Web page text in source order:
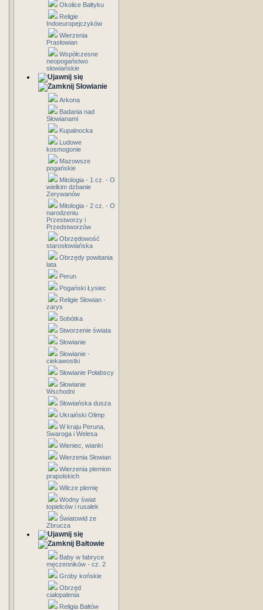
Okolice Bałtyku
Religie
Indoeuropejczyków
Wierzenia
Prasłowian
Współczesne
neopogaństwo
słowiańskie
Słowianie
Arkona
Badania nad
Słowianami
Kupalnocka
Ludowe
kosmogonie
Mazowsze
pogańskie
Mitologia - 1 cz. - O
wielkim dzbanie
Zerywanów
Mitologia - 2 cz. - O
narodzeniu
Przestworzy i
Przedstworzów
Obrzędowość
starosłowiańska
Obrzędy powitania
lata
Perun
Pogański Łysiec
Religie Słowian -
zarys
Sobótka
Stworzenie świata
Słowianie
Słowianie -
ciekawostki
Słowianie Połabscy
Słowianie
Wschodni
Słowiańska dusza
Ukraiński Olimp
W kraju Peruna,
Swaroga i Welesa
Wieniec, wianki
Wierzenia Słowian
Wierzenia plemion
prapolskich
Wilcze plemię
Wodny świat
topielców i rusałek
Światowid ze
Zbrucza
Bałtowie
Baby w fabryce
męczenników - cz. 2
Groby końskie
Obrzęd
ciałopalenia
Religia Bałtów